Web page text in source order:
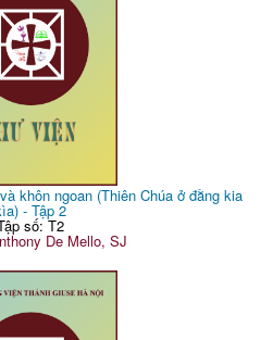
khôn ngoan (Thiên Chúa ở đằng kia
- Tập 2
số: T2
De Mello, SJ